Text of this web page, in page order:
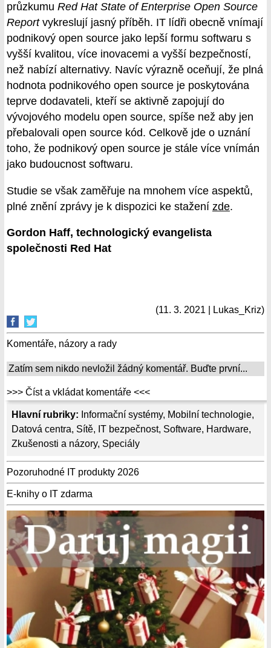
Hlavní rubriky: Informační systémy, Mobilní technologie,
Datová centra, Sítě, IT bezpečnost, Software, Hardware,
Zkušenosti a názory, Speciály
Pozoruhodné IT produkty 2026
E-knihy o IT zdarma
průzkumu Red Hat State of Enterprise Open Source
Reportvykreslují jasný příběh. IT lídři obecně vnímají
podnikový open source jako lepší formu softwaru s
vyšší kvalitou, více inovacemi a vyšší bezpečností,
než nabízí alternativy. Navíc výrazně oceňují, že plná
hodnota podnikového open source je poskytována
teprve dodavateli, kteří se aktivně zapojují do
vývojového modelu open source, spíše než aby jen
přebalovali open source kód. Celkově jde o uznání
toho, že podnikový open source je stále více vnímán
jako budoucnost softwaru.
Studie se však zaměřuje na mnohem více aspektů,
plné znění zprávy je k dispozici ke stažení zde.
Gordon Haff, technologický evangelista
společnosti Red Hat
(11. 3. 2021 | Lukas_Kriz)
Komentáře, názory a rady
Zatím sem nikdo nevložil žádný komentář. Buďte první...
>>> Číst a vkládat komentáře <<<